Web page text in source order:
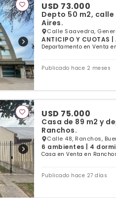
USD 73.000
Depto 50 m2,
Aires.
Calle Saavedra,
ANTICIPO Y CUOTAS
Departamento en Venta
Publicado hace 2 meses
USD 75.000
Casa de 89 m2 y
Ranchos.
Calle 48, Ranchos,
6 ambientes | 4
Casa en Venta en
Publicado hace 27 días